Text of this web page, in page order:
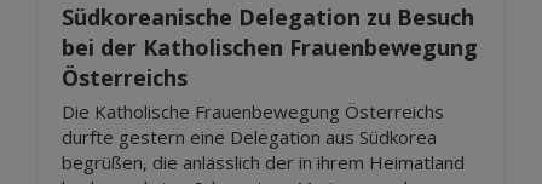
Südkoreanische Delegation zu Besuch
bei der Katholischen Frauenbewegung
Österreichs
Die Katholische Frauenbewegung Österreichs
durfte gestern eine Delegation aus Südkorea
begrüßen, die anlässlich der in ihrem Heimatland